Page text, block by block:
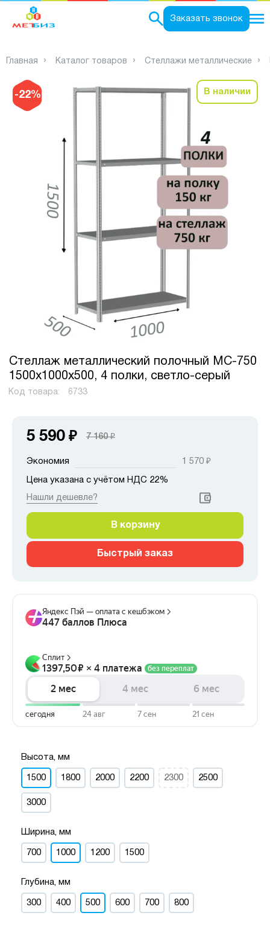
Заказать звонок
Главная Каталог товаров Стеллажи металлические
-22% В наличии
Стеллаж металлический полочный МС-750
1500х1000х500, 4 полки, светло-серый
Код товара: 6733
5 590 ₽ 7 160₽
Экономия 1 570 ₽
Цена указана с учётом НДС 22%
Нашли дешевле?
В корзину
Быстрый заказ
Высота, мм
1500 1800 2000 2200 2300 2500
3000
Ширина, мм
700 1000 1200 1500
Глубина, мм
300 400 500 600 700 800